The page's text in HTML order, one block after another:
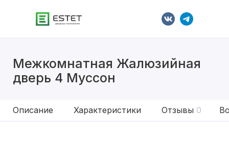
Межкомнатная Жалюзийная
дверь 4 Муссон
Описание Характеристики Отзывы 0